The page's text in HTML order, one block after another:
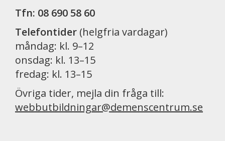
Tfn: 08 690 58 60
Telefontider (helgfria vardagar)
måndag: kl. 9–12
onsdag: kl. 13–15
fredag: kl. 13–15
Övriga tider, mejla din fråga till:
webbutbildningar@demenscentrum.se